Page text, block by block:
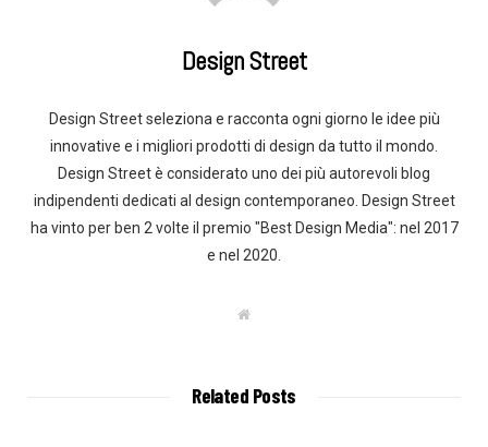
Design Street
Design Street seleziona e racconta ogni giorno le idee più
innovative e i migliori prodotti di design da tutto il mondo.
Design Street è considerato uno dei più autorevoli blog
indipendenti dedicati al design contemporaneo. Design Street
ha vinto per ben 2 volte il premio "Best Design Media": nel 2017
e nel 2020.
W
Related Posts